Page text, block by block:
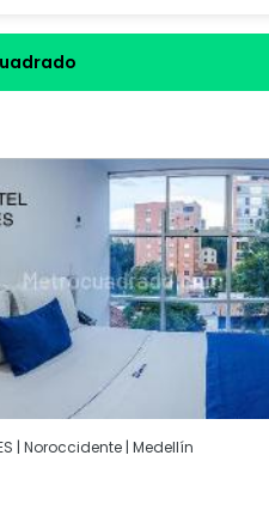
| Noroccidente | Medellín